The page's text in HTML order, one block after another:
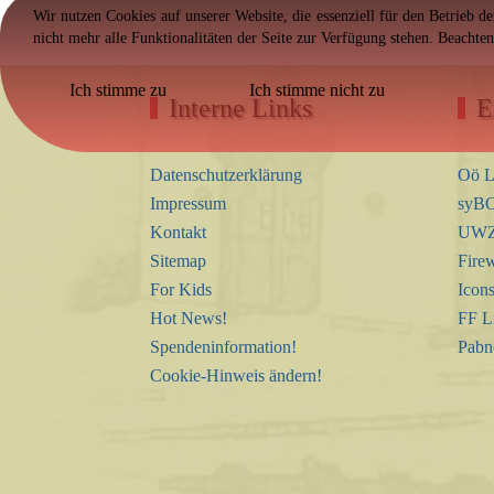
Interne Links
Datenschutzerklärung
Impressum
Kontakt
Sitemap
For Kids
Hot News!
Spendeninformation!
Cookie-Hinweis ändern!
Oö
FF
Wir nutzen Cookies auf unserer Website, die essenziell für den Betrieb
nicht mehr alle Funktionalitäten der Seite zur Verfügung stehen.
Ich stimme zu Ich stimme nicht zu